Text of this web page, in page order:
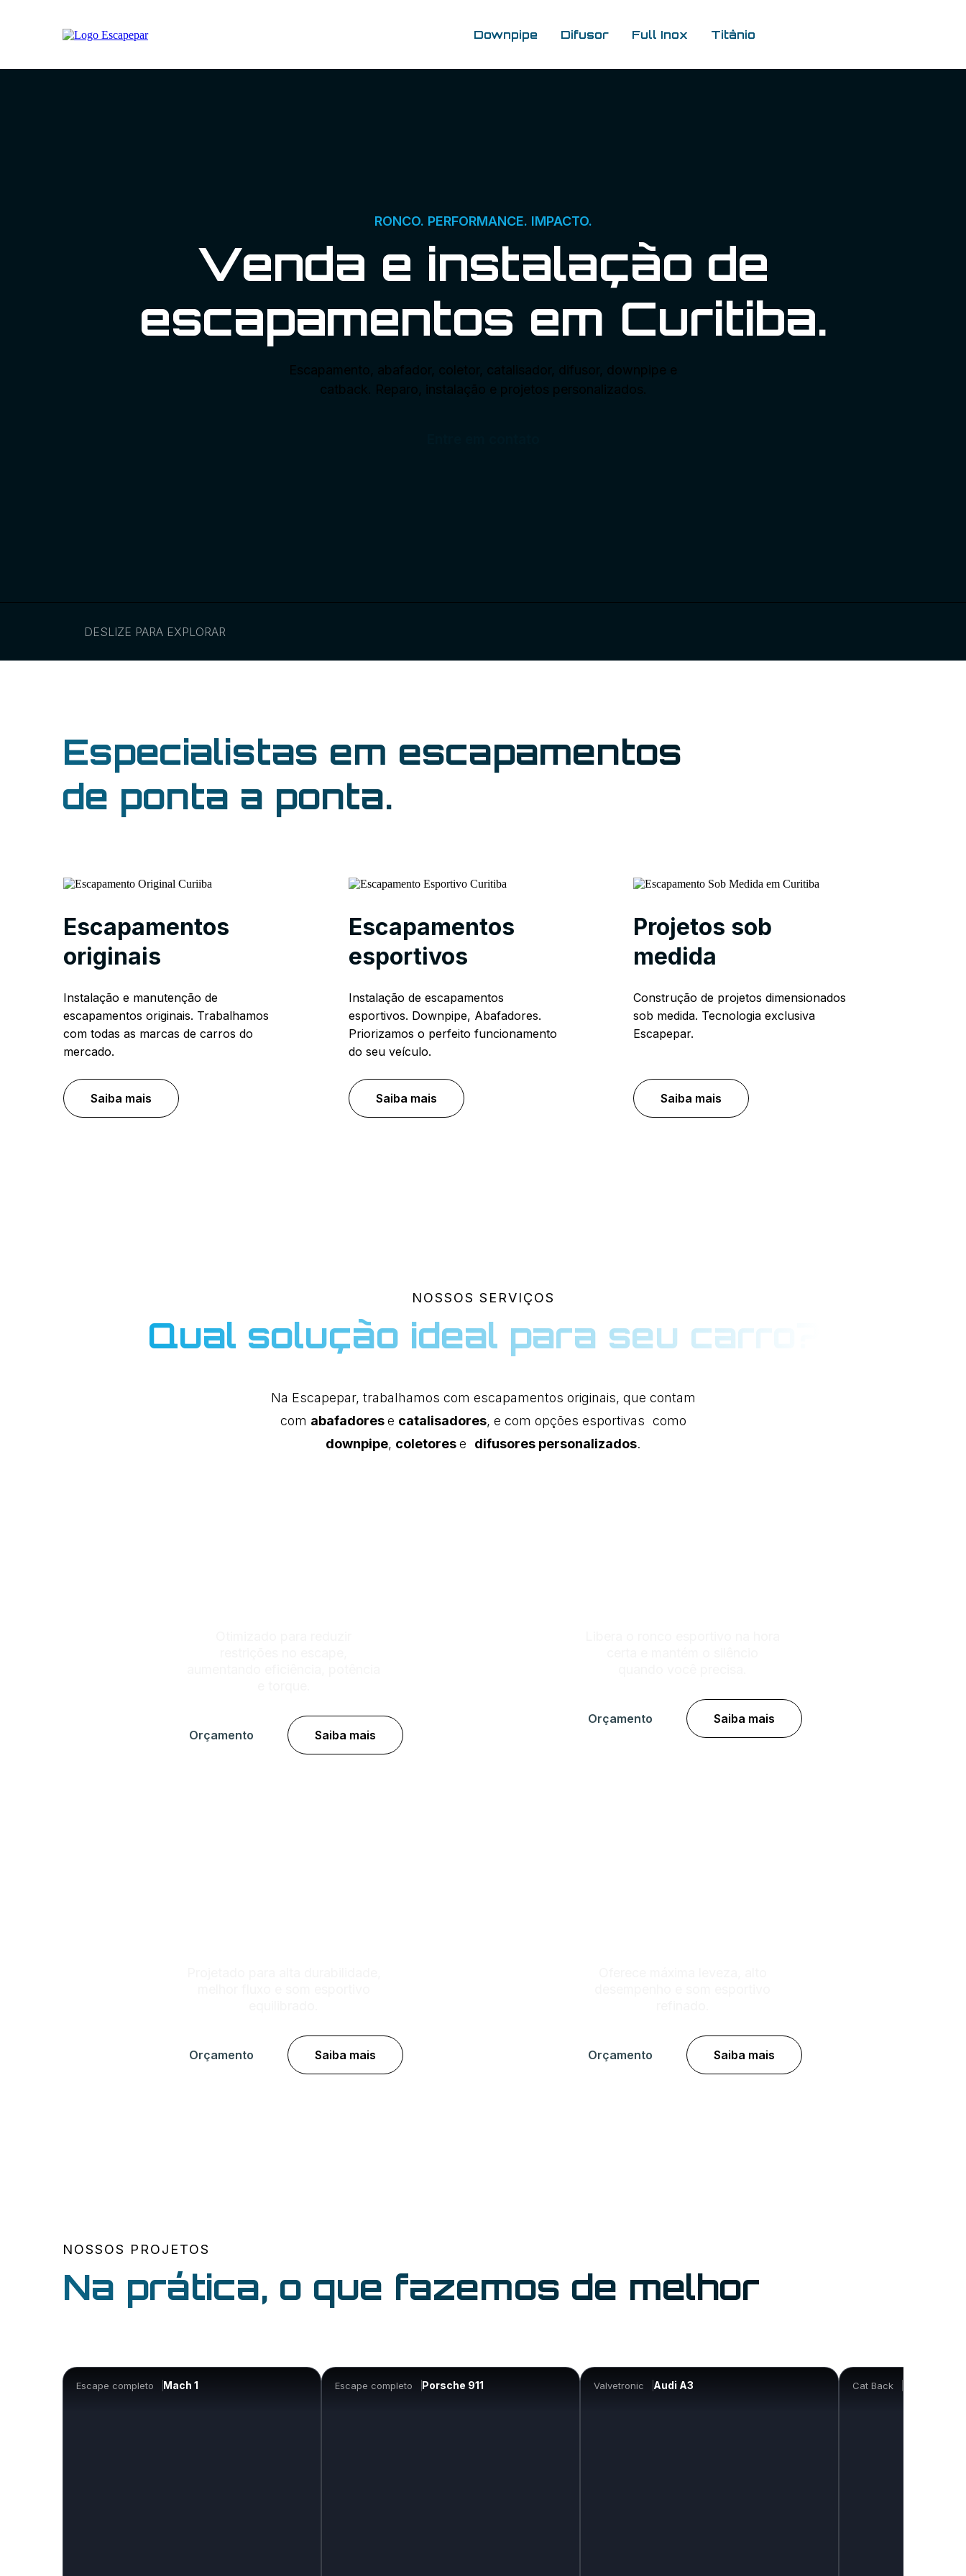
Downpipe Difusor Full Inox Titânio
RONCO. PERFORMANCE. IMPACTO.
Venda e instalação de
escapamentos em Curitiba.
Escapamento, abafador, coletor, catalisador, difusor, downpipe e
catback. Reparo, instalação e projetos personalizados.
DESLIZE PARA EXPLORAR
Especialistas em escapamentos
de ponta a ponta.
Escapamentos
originais
Instalação e manutenção de
escapamentos originais. Trabalhamos
com todas as marcas de carros do
mercado.
Saiba mais
Escapamentos
esportivos
Instalação de escapamentos
esportivos. Downpipe, Abafadores.
Priorizamos o perfeito funcionamento
do seu veículo.
Saiba mais
Projetos sob
medida
Construção de projetos dimensionados
sob medida. Tecnologia exclusiva
Escapepar.
Saiba mais
NOSSOS SERVIÇOS
Qual solução ideal para seu carro?
Na Escapepar, trabalhamos com escapamentos originais, que contam
com abafadorese catalisadores, e com opções esportivas como
downpipe, coletorese difusores personalizados.
Orçamento Saiba mais
Orçamento Saiba mais
Orçamento Saiba mais Orçamento Saiba mais
NOSSOS PROJETOS
Na prática, o que fazemos de melhor
Escape completo Mach 1 Escape completo Porsche 911 Valvetronic Audi A3 Cat Back